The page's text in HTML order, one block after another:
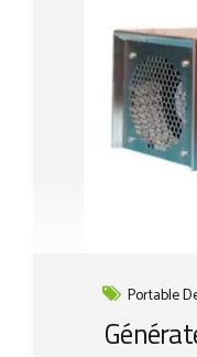
Portable